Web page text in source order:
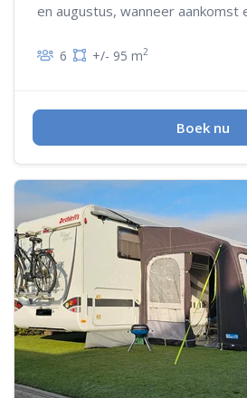
en augustus, wanneer
6 +/- 95 m2
Boek nu